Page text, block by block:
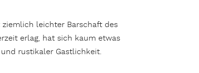
ziemlich leichter Barschaft des
erlag, hat sich kaum etwas
rustikaler Gastlichkeit.